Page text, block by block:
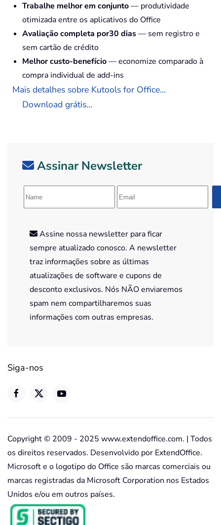
Trabalhe melhor em conjunto— produtividade
otimizada entre os aplicativos do Office
Avaliação completa por30 dias— sem registro e
sem cartão de crédito
Melhor custo-benefício— economize comparado à
compra individual de add-ins
Mais detalhes sobre Kutools for Office...
Download grátis...
Assinar Newsletter
Assine nossa newsletter para ficar
sempre atualizado conosco. A newsletter
traz informações sobre as últimas
atualizações de software e cupons de
desconto exclusivos. Nós NÃO enviaremos
spam nem compartilharemos suas
informações com outras empresas.
Siga-nos
Copyright © 2009 - 2025 www.extendoffice.com. | Todos
os direitos reservados. Desenvolvido por ExtendOffice.
Microsoft e o logotipo do Office são marcas comerciais ou
marcas registradas da Microsoft Corporation nos Estados
Unidos e/ou em outros países.